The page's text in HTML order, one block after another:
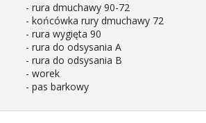
- rura dmuchawy 90-72
- końcówka rury dmuchawy 72
- rura wygięta 90
- rura do odsysania A
- rura do odsysania B
- worek
- pas barkowy